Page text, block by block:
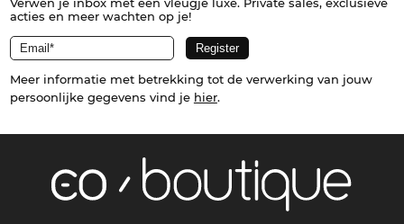
acties en meer wachten op je!
Meer informatie met betrekking tot de verwerking van jouw
persoonlijke gegevens vind je hier.